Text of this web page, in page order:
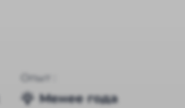
Опыт :
Менее года